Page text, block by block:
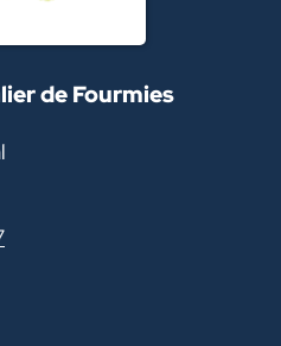
de Fourmies